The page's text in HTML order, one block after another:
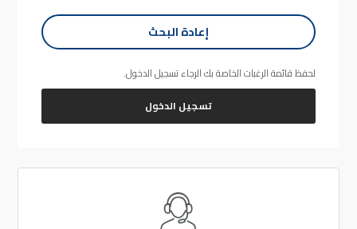
إعادة البحث
لحفظ قائمة الرغبات الخاصة بك الرجاء تسجيل الدخول.
تسجيل الدخول